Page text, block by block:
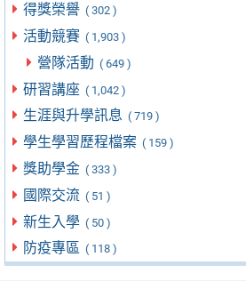
得獎榮譽 ( 302 )
活動競賽 ( 1,903 )
營隊活動 ( 649 )
研習講座 ( 1,042 )
生涯與升學訊息 ( 719 )
學生學習歷程檔案 ( 159 )
獎助學金 ( 333 )
國際交流 ( 51 )
新生入學 ( 50 )
防疫專區 ( 118 )